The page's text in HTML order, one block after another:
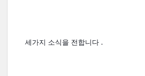
세가지 소식을 전합니다 .